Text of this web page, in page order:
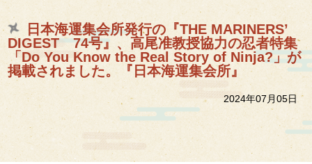
日本海運集会所発行の『THE MARINERS’
DIGEST 74号』、高尾准教授協力の忍者特集
「Do You Know the Real Story of Ninja?」が
掲載されました。『日本海運集会所』
2024年07月05日